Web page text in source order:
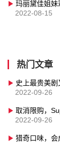
玛丽黛佳姐妹
2022-08-15
热门文章
史上最贵美剧
2022-09-26
取消限购，
2022-09-26
猎奇口味，会